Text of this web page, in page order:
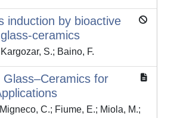
induction by bioactive
ceramics
S.; Baino, F.
Glass–Ceramics for
C.; Fiume, E.; Miola, M.;